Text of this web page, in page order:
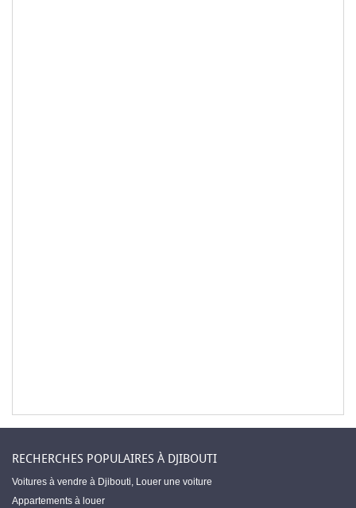
RECHERCHES POPULAIRES À DJIBOUTI
Voitures à vendre à Djibouti, Louer une voiture
Appartements à louer